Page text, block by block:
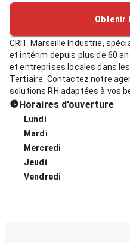
Obtenir
CRIT Marseille Industrie,
et intérim depuis plus de 60
et entreprises locales dans
Tertiaire. Contactez notre
solutions RH adaptées à vos
Horaires d'ouverture
Lundi
Mardi
Mercredi
Jeudi
Vendredi